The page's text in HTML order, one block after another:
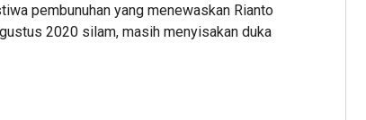
pembunuhan yang menewaskan Rianto
2020 silam, masih menyisakan duka